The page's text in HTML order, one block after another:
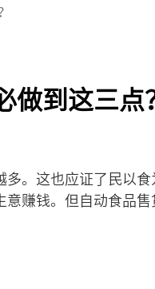
到这三点
。这也应证了民以
意赚钱。但自动食品